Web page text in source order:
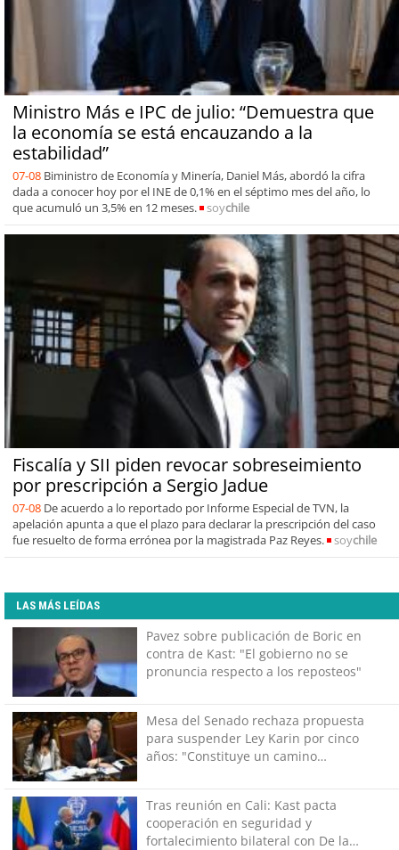
Ministro Más e IPC de julio: “Demuestra que
la economía se está encauzando a la
estabilidad”
07-08 Biministro de Economía y Minería, Daniel Más, abordó la cifra
dada a conocer hoy por el INE de 0,1% en el séptimo mes del año, lo
que acumuló un 3,5% en 12 meses.
soychile
Fiscalía y SII piden revocar sobreseimiento
por prescripción a Sergio Jadue
07-08 De acuerdo a lo reportado por Informe Especial de TVN, la
apelación apunta a que el plazo para declarar la prescripción del caso
fue resuelto de forma errónea por la magistrada Paz Reyes.
soychile
LAS MÁS LEÍDAS
Pavez sobre publicación de Boric en
contra de Kast: "El gobierno no se
pronuncia respecto a los reposteos"
Mesa del Senado rechaza propuesta
para suspender Ley Karin por cinco
años: "Constituye un camino
Tras reunión en Cali: Kast pacta
cooperación en seguridad y
fortalecimiento bilateral con De la